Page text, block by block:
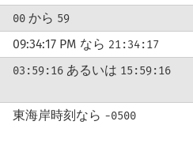
00から 59
09:34:17 PM なら 21:34:17
03:59:16あるいは 15:59:16
東海岸時刻なら -0500